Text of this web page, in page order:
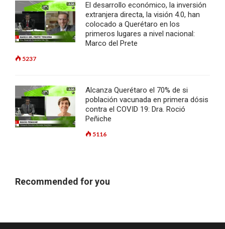
El desarrollo económico, la inversión
extranjera directa, la visión 4.0, han
colocado a Querétaro en los
primeros lugares a nivel nacional:
Marco del Prete
5237
Alcanza Querétaro el 70% de si
población vacunada en primera dósis
contra el COVID 19: Dra. Roció
Peñiche
5116
Recommended for you